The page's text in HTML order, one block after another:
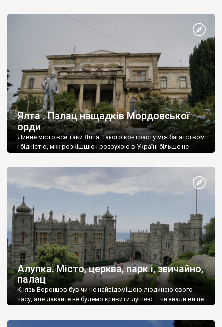
Ялта . Палац нащадків Мордовської
орди
Дивне місто все таки Ялта. Такого контрасту між багатством
і бідністю, між розкішшю і розрухою в Україні більше не
Алупка. Місто, церква, парк і, звичайно,
палац
Князь Воронцов був чи не найвідомішою людиною свого
часу, але давайте не будемо кривити душею – чи знали ви це